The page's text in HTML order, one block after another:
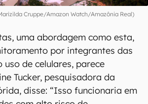
Cruppe/Amazon Watch/Amazônia Real)
uma abordagem como esta,
por integrantes das
uso de celulares, parece
Tucker, pesquisadora da
disse: “Isso funcionaria em